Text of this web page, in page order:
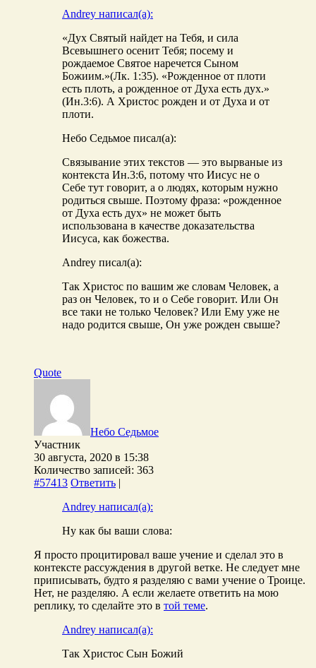
Andrey написал(а):
«Дух Святый найдет на Тебя, и сила
Всевышнего осенит Тебя; посему и
рождаемое Святое наречется Сыном
Божиим.»(Лк. 1:35). «Рожденное от плоти
есть плоть, а рожденное от Духа есть дух.»
(Ин.3:6). А Христос рожден и от Духа и от
плоти.
Небо Седьмое писал(а):
Связывание этих текстов — это вырваные из
контекста Ин.3:6, потому что Иисус не о
Себе тут говорит, а о людях, которым нужно
родиться свыше. Поэтому фраза: «рожденное
от Духа есть дух» не может быть
использована в качестве доказательства
Иисуса, как божества.
Andrey писал(а):
Так Христос по вашим же словам Человек, а
раз он Человек, то и о Себе говорит. Или Он
все таки не только Человек? Или Ему уже не
надо родится свыше, Он уже рожден свыше?
Quote
Небо Седьмое
Участник
30 августа, 2020 в 15:38
Количество записей: 363
#57413 Ответить |
Andrey написал(а):
Ну как бы ваши слова:
Я просто процитировал ваше учение и сделал это в
контексте рассуждения в другой ветке. Не следует мне
приписывать, будто я разделяю с вами учение о Троице.
Нет, не разделяю. А если желаете ответить на мою
реплику, то сделайте это в той теме.
Andrey написал(а):
Так Христос Сын Божий